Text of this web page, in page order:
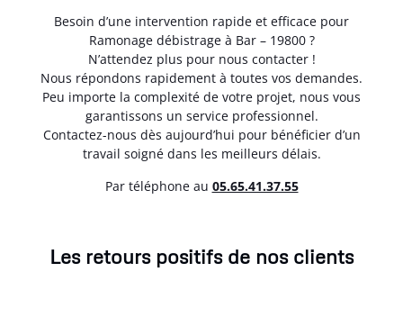
Besoin d’une intervention rapide et efficace pour
Ramonage débistrage à Bar – 19800 ?
N’attendez plus pour nous contacter !
Nous répondons rapidement à toutes vos demandes.
Peu importe la complexité de votre projet, nous vous
garantissons un service professionnel.
Contactez-nous dès aujourd’hui pour bénéficier d’un
travail soigné dans les meilleurs délais.
Par téléphone au 05.65.41.37.55
Les retours positifs de nos clients